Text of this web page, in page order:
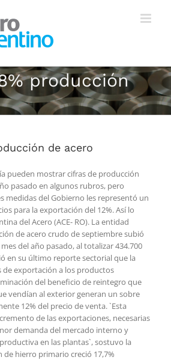
producción
de acero
pueden mostrar cifras de producción
pasado en algunos rubros, pero
medidas del Gobierno les representó un
para la exportación del 12%. Así lo
del Acero (ACE- RO). La entidad
de acero crudo de septiembre subió
del año pasado, al totalizar 434.700
en su último reporte sectorial que la
de exportación a los productos
del beneficio de reintegro que
vendían al exterior generan un sobre
12% del precio de venta. `Esta
de las exportaciones, necesarias
demanda del mercado interno y
en las plantas`, sostuvo la
hierro primario creció 17,7%